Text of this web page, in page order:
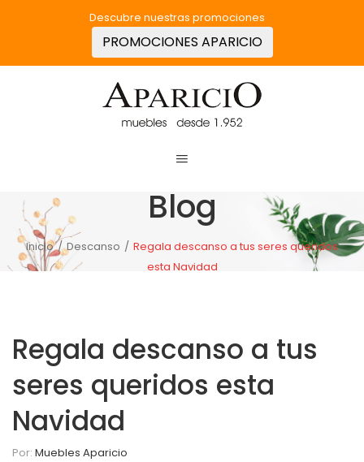
Descubre nuestras promociones
PROMOCIONES APARICIO
Blog
Inicio / Descanso / Regala descanso a tus seres queridos
esta Navidad
Regala descanso a tus
seres queridos esta
Navidad
Por: Muebles Aparicio